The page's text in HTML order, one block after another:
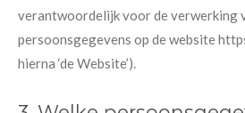
verantwoordelijk voor de verwerking
persoonsgegevens op de website
hierna ‘de Website’).